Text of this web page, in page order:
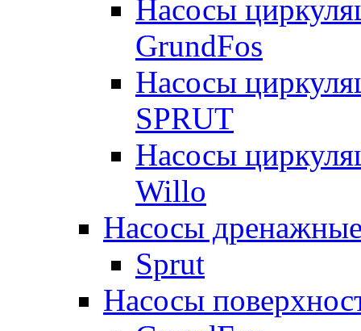
Насосы
GrundFos
Насосы
SPRUT
Насосы
Willo
Насосы
Sprut
Насосы